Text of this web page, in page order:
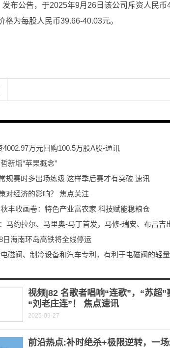
布公告，于2025年9月26日该公司斥资人民币
格为每股人民币39.66-40.03元。
万元回购100.5万股A股-通讯
新增“苹果概念”
规赛时多出场练级 这样季后赛才有突破 速讯
对经济的影响？ 焦点关注
丰收画卷：特色产业富农家 科技赋能稳粮仓
马约拉尔、马里奥-马丁首发，马修-瑞安、布吕吉
日海南环岛高铁将全线停运
磁阀、制冷设备和汽车专利，有利于电磁阀的轻
视频|82 名歌者唱响“连歌”，“苏超”
“刘老庄连”！ 焦点速讯
2025-09-27
前沿热点:补时绝杀+极限逆转，一